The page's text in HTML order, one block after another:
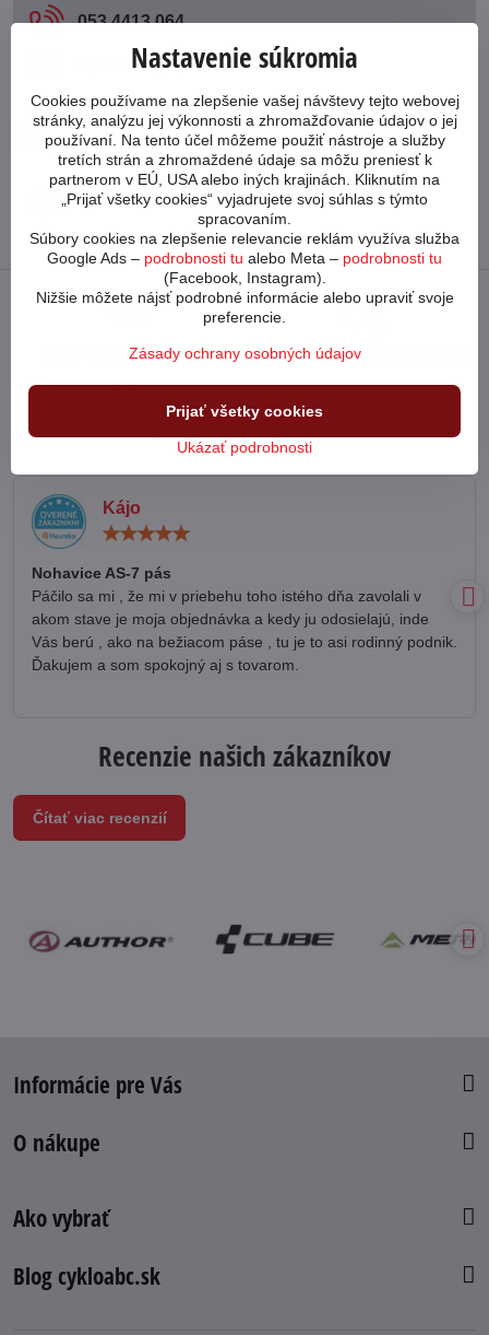
053 4413 064
cykloabc​@cykloabc​.sk
Partnerský web
www​.bicykle-shop​.sk
NAD 100€ ZDARMA POSKLADANIE BICYKLA
NA TRHU OD ROKU 1998 PREDAJ NA SPLÁTKY
Kájo
Nohavice AS-7 pás
Páčilo sa mi , že mi v priebehu toho istého dňa zavolali v
akom stave je moja objednávka a kedy ju odosielajú, inde
Vás berú , ako na bežiacom páse , tu je to asi rodinný podnik.
Ďakujem a som spokojný aj s tovarom.
Recenzie našich zákazníkov
Čítať viac recenzií
Informácie pre Vás
O nákupe
Ako vybrať
Blog cykloabc.sk
Nastavenie súkromia
Cookies používame na zlepšenie vašej návštevy tejto webovej
stránky, analýzu jej výkonnosti a zhromažďovanie údajov o jej
používaní. Na tento účel môžeme použiť nástroje a služby
tretích strán a zhromaždené údaje sa môžu preniesť k
partnerom v EÚ, USA alebo iných krajinách. Kliknutím na
„Prijať všetky cookies“ vyjadrujete svoj súhlas s týmto
spracovaním.
Súbory cookies na zlepšenie relevancie reklám využíva služba
Google Ads – podrobnosti tu alebo Meta – podrobnosti tu
(Facebook, Instagram).
Nižšie môžete nájsť podrobné informácie alebo upraviť svoje
preferencie.
Zásady ochrany osobných údajov
Ukázať podrobnosti
Prijať všetky cookies